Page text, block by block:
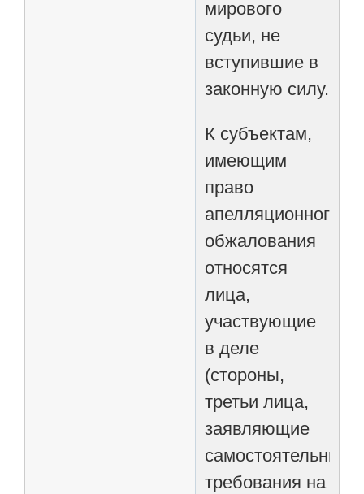
мирового
судьи, не
вступившие в
законную силу.
К субъектам,
имеющим
право
апелляционного
обжалования
относятся
лица,
участвующие
в деле
(стороны,
третьи лица,
заявляющие
самостоятельные
требования на